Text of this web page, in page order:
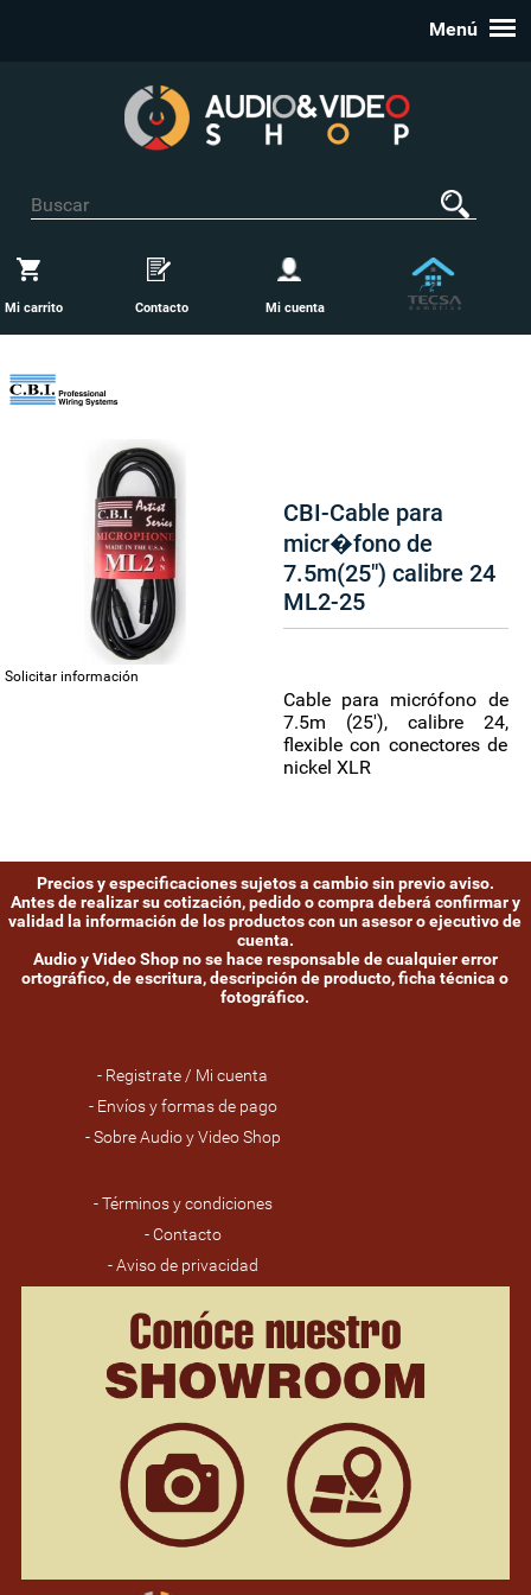
Menú
Mi carrito Contacto Mi cuenta
CBI-Cable para
micr�fono de
7.5m(25") calibre 24
ML2-25
Cable para micrófono de
7.5m (25'), calibre 24,
flexible con conectores de
nickel XLR
Solicitar información
Precios y especificaciones sujetos a cambio sin previo aviso.
Antes de realizar su cotización, pedido o compra deberá confirmar y
validad la información de los productos con un asesor o ejecutivo de
cuenta.
Audio y Video Shop no se hace responsable de cualquier error
ortográfico, de escritura, descripción de producto, ficha técnica o
fotográfico.
- Registrate / Mi cuenta
- Envíos y formas de pago
- Sobre Audio y Video Shop
- Términos y condiciones
- Contacto
- Aviso de privacidad